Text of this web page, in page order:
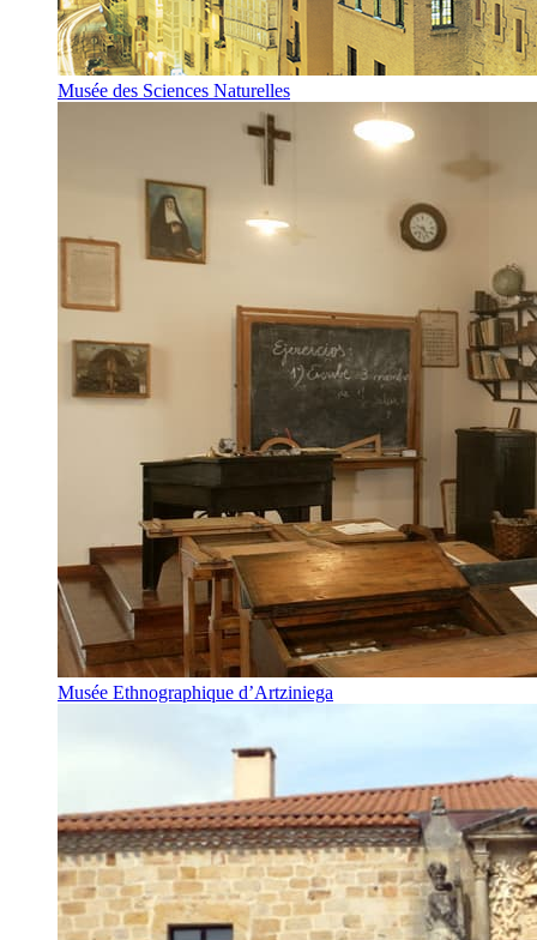
Musée des Sciences Naturelles
Musée Ethnographique d’Artziniega